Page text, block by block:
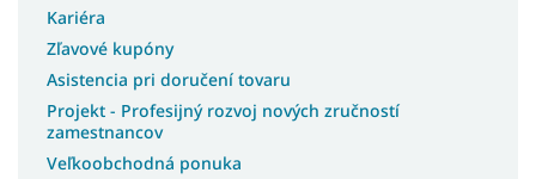
Kariéra
Zľavové kupóny
Asistencia pri doručení tovaru
Projekt - Profesijný rozvoj nových zručností
zamestnancov
Veľkoobchodná ponuka